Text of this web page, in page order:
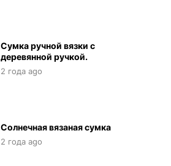
Сумка ручной вязки с
деревянной ручкой.
2 года ago
Солнечная вязаная сумка
2 года ago